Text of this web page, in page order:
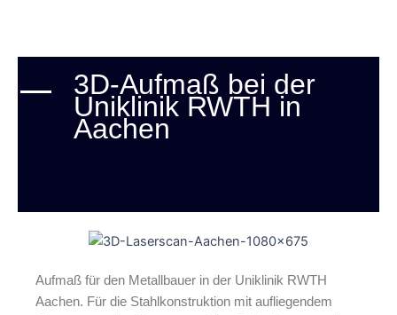
3D-Aufmaß bei der
Uniklinik RWTH in
Aachen
Aufmaß für den Metallbauer in der Uniklinik RWTH
Aachen. Für die Stahlkonstruktion mit aufliegendem